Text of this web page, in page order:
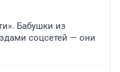
Бабушки из
соцсетей — они